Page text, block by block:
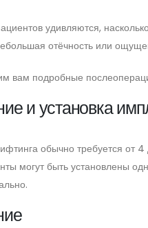
удивляются,
отёчность или
вам подробные
и установка
обычно требуется от
могут быть установлены